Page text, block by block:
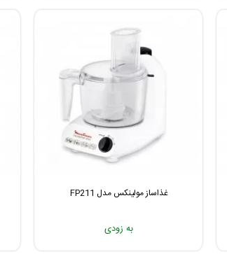
غذاساز مولینکس مدل FP211
به زودی